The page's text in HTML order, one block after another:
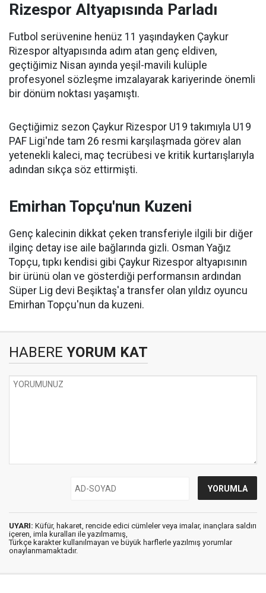
Rizespor Altyapısında Parladı
Futbol serüvenine henüz 11 yaşındayken Çaykur
Rizespor altyapısında adım atan genç eldiven,
geçtiğimiz Nisan ayında yeşil-mavili kulüple
profesyonel sözleşme imzalayarak kariyerinde önemli
bir dönüm noktası yaşamıştı.
Geçtiğimiz sezon Çaykur Rizespor U19 takımıyla U19
PAF Ligi'nde tam 26 resmi karşılaşmada görev alan
yetenekli kaleci, maç tecrübesi ve kritik kurtarışlarıyla
adından sıkça söz ettirmişti.
Emirhan Topçu'nun Kuzeni
Genç kalecinin dikkat çeken transferiyle ilgili bir diğer
ilginç detay ise aile bağlarında gizli. Osman Yağız
Topçu, tıpkı kendisi gibi Çaykur Rizespor altyapısının
bir ürünü olan ve gösterdiği performansın ardından
Süper Lig devi Beşiktaş'a transfer olan yıldız oyuncu
Emirhan Topçu'nun da kuzeni.
HABERE YORUM KAT
UYARI: Küfür, hakaret, rencide edici cümleler veya imalar, inançlara saldırı
içeren, imla kuralları ile yazılmamış,
Türkçe karakter kullanılmayan ve büyük harflerle yazılmış yorumlar
onaylanmamaktadır.